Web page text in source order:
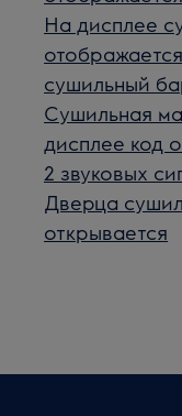
На дисплее
сушильный
Сушильная
дисплее код
2 звуковых
Дверца
открывается